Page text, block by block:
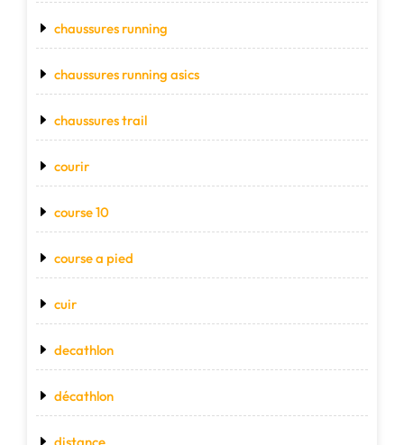
chaussures running
chaussures running asics
chaussures trail
courir
course 10
course a pied
cuir
decathlon
décathlon